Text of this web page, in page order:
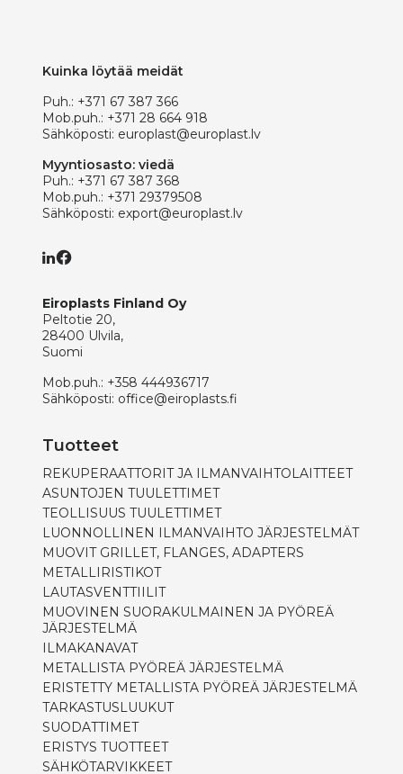
Kuinka löytää meidät
Puh.: +371 67 387 366
Mob.puh.: +371 28 664 918
Sähköposti: europlast@europlast.lv
Myyntiosasto: viedä
Puh.: +371 67 387 368
Mob.puh.: +371 29379508
Sähköposti: export@europlast.lv
Eiroplasts Finland Oy
Peltotie 20,
28400 Ulvila,
Suomi
Mob.puh.: +358 444936717
Sähköposti: office@eiroplasts.fi
Tuotteet
REKUPERAATTORIT JA ILMANVAIHTOLAITTEET
ASUNTOJEN TUULETTIMET
TEOLLISUUS TUULETTIMET
LUONNOLLINEN ILMANVAIHTO JÄRJESTELMÄT
MUOVIT GRILLET, FLANGES, ADAPTERS
METALLIRISTIKOT
LAUTASVENTTIILIT
MUOVINEN SUORAKULMAINEN JA PYÖREÄ
JÄRJESTELMÄ
ILMAKANAVAT
METALLISTA PYÖREÄ JÄRJESTELMÄ
ERISTETTY METALLISTA PYÖREÄ JÄRJESTELMÄ
TARKASTUSLUUKUT
SUODATTIMET
ERISTYS TUOTTEET
SÄHKÖTARVIKKEET